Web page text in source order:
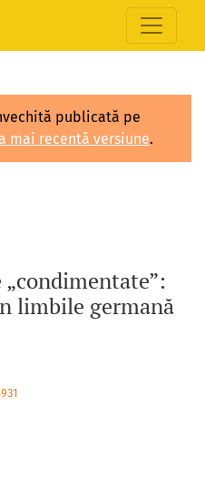
studiu comparativ
publicată pe
mai recentă versiune.
limbile germană